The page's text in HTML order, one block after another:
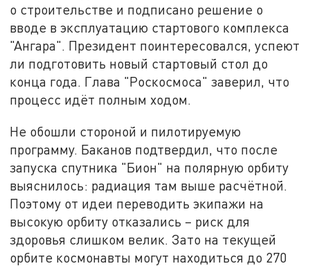
о строительстве и подписано решение о
вводе в эксплуатацию стартового комплекса
"Ангара". Президент поинтересовался, успеют
ли подготовить новый стартовый стол до
конца года. Глава "Роскосмоса" заверил, что
процесс идёт полным ходом.
Не обошли стороной и пилотируемую
программу. Баканов подтвердил, что после
запуска спутника "Бион" на полярную орбиту
выяснилось: радиация там выше расчётной.
Поэтому от идеи переводить экипажи на
высокую орбиту отказались – риск для
здоровья слишком велик. Зато на текущей
орбите космонавты могут находиться до 270